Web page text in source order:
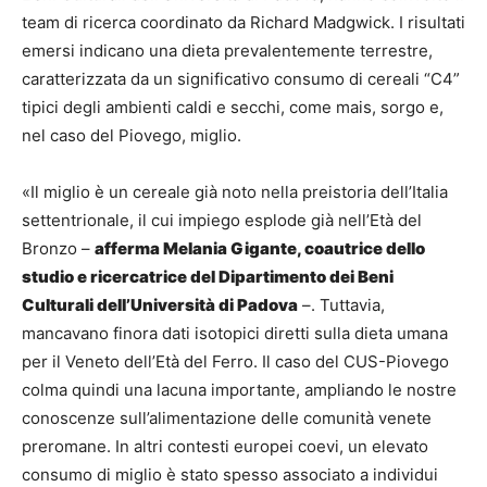
team di ricerca coordinato da Richard Madgwick. I risultati
emersi indicano una dieta prevalentemente terrestre,
caratterizzata da un significativo consumo di cereali “C4”
tipici degli ambienti caldi e secchi, come mais, sorgo e,
nel caso del Piovego, miglio.
«Il miglio è un cereale già noto nella preistoria dell’Italia
settentrionale, il cui impiego esplode già nell’Età del
Bronzo – afferma Melania Gigante, coautrice dello
studio e ricercatrice del Dipartimento dei Beni
Culturali dell’Università di Padova –. Tuttavia,
mancavano finora dati isotopici diretti sulla dieta umana
per il Veneto dell’Età del Ferro. Il caso del CUS-Piovego
colma quindi una lacuna importante, ampliando le nostre
conoscenze sull’alimentazione delle comunità venete
preromane. In altri contesti europei coevi, un elevato
consumo di miglio è stato spesso associato a individui